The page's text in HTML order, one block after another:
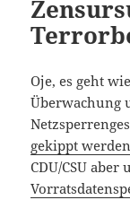
Oje, es geht
Überwachung
gekippt werden
CDU/CSU